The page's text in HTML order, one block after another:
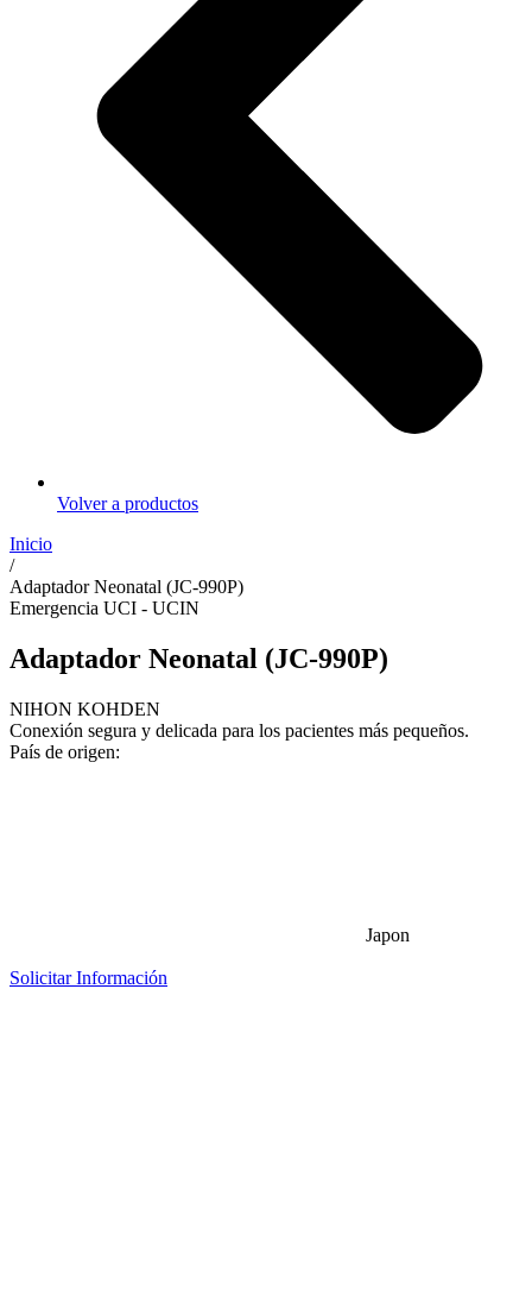
Volver a productos
Inicio
/
Adaptador Neonatal (JC-990P)
Emergencia UCI - UCIN
Adaptador Neonatal (JC-990P)
NIHON KOHDEN
Conexión segura y delicada para los pacientes más pequeños.
País de origen:
Japon
Solicitar Información